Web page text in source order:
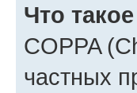
Что
COPPA
частных